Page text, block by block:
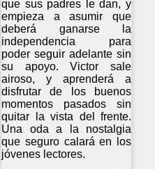
que sus padres le dan, y
empieza a asumir que
deberá ganarse la
independencia para
poder seguir adelante sin
su apoyo. Victor sale
airoso, y aprenderá a
disfrutar de los buenos
momentos pasados sin
quitar la vista del frente.
Una oda a la nostalgia
que seguro calará en los
jóvenes lectores.